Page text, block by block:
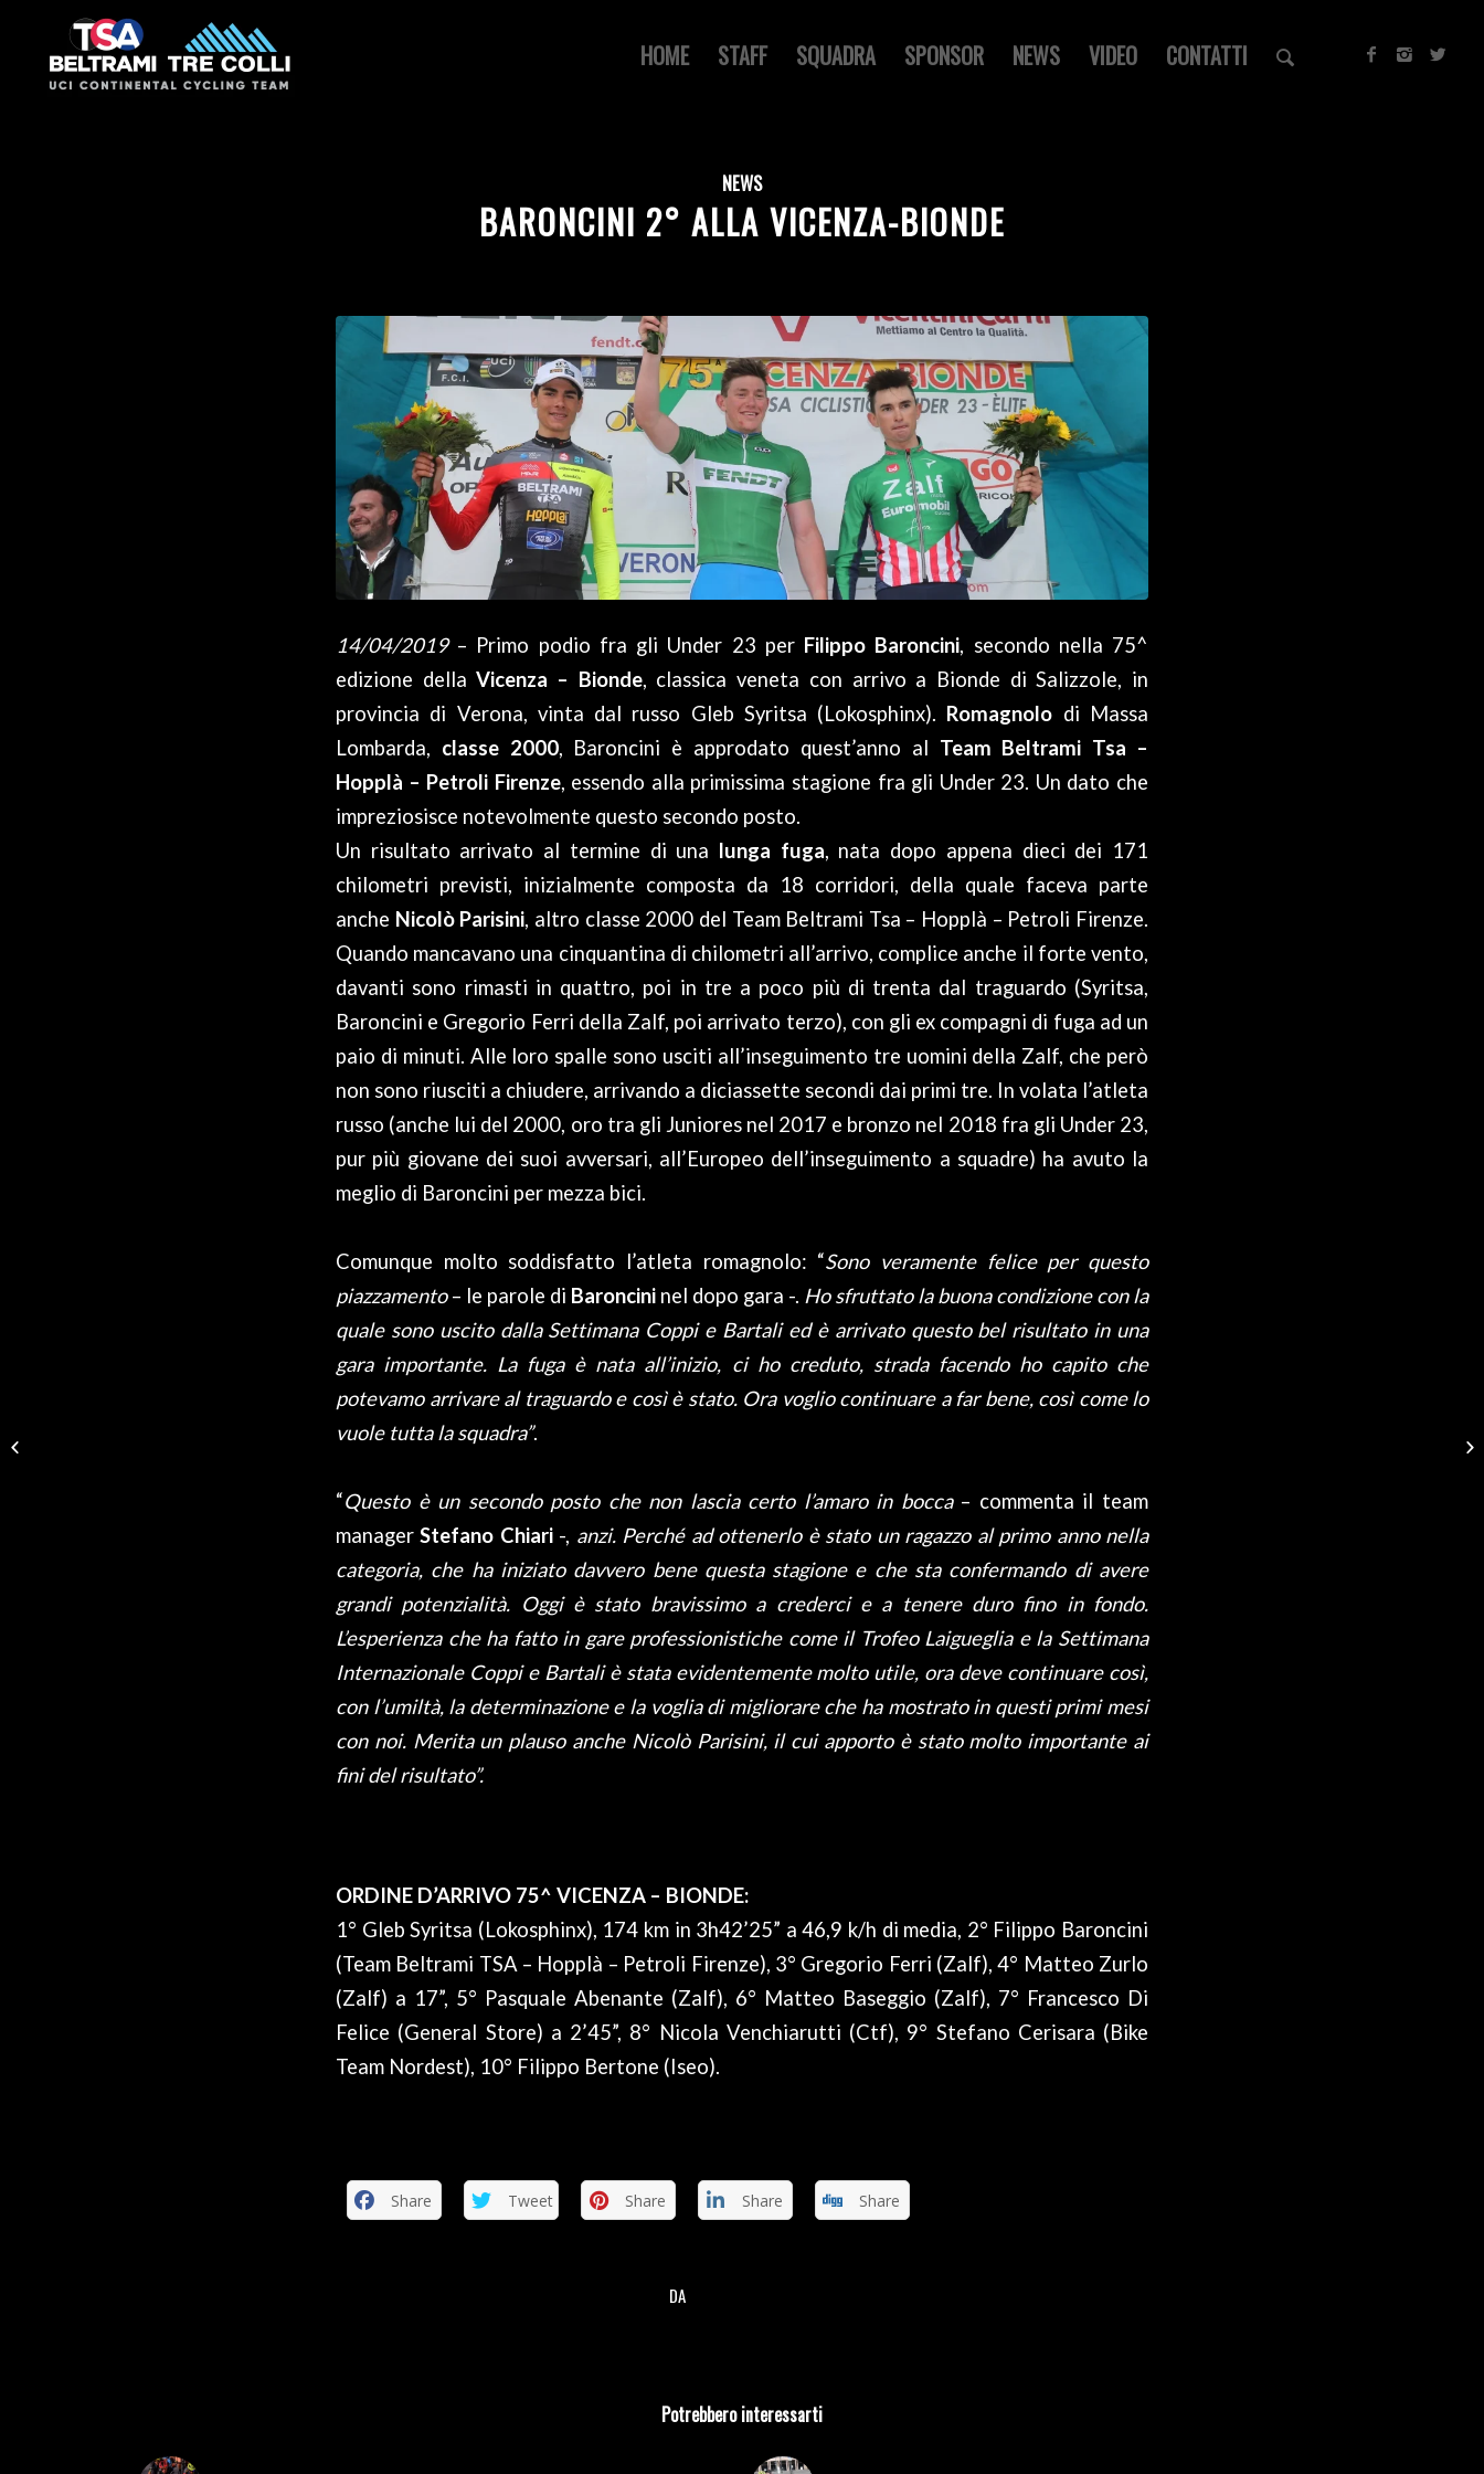
HOME STAFF SQUADRA SPONSOR NEWS VIDEO CONTATTI
NEWS
BARONCINI 2° ALLA VICENZA-BIONDE
14/04/2019 – Primo podio fra gli Under 23 per Filippo Baroncini, secondo nella 75^
edizione dellaVicenza – Bionde, classica veneta con arrivo a Bionde di Salizzole, in
provincia di Verona, vinta dal russo Gleb Syritsa (Lokosphinx). Romagnolo di Massa
Lombarda, classe 2000, Baroncini è approdato quest’anno al Team Beltrami Tsa –
Hopplà – Petroli Firenze, essendo alla primissima stagione fra gli Under 23. Un dato che
impreziosisce notevolmente questo secondo posto.
Un risultato arrivato al termine di una lunga fuga, nata dopo appena dieci dei 171
chilometri previsti, inizialmente composta da 18 corridori, della quale faceva parte
anche Nicolò Parisini, altro classe 2000 del Team Beltrami Tsa – Hopplà – Petroli Firenze.
Quando mancavano una cinquantina di chilometri all’arrivo, complice anche il forte vento,
davanti sono rimasti in quattro, poi in tre a poco più di trenta dal traguardo (Syritsa,
Baroncini e Gregorio Ferri della Zalf, poi arrivato terzo), con gli ex compagni di fuga ad un
paio di minuti. Alle loro spalle sono usciti all’inseguimento tre uomini della Zalf, che però
non sono riusciti a chiudere, arrivando a diciassette secondi dai primi tre. In volata l’atleta
russo (anche lui del 2000, oro tra gli Juniores nel 2017 e bronzo nel 2018 fra gli Under 23,
pur più giovane dei suoi avversari, all’Europeo dell’inseguimento a squadre) ha avuto la
meglio di Baroncini per mezza bici.
Comunque molto soddisfatto l’atleta romagnolo: “Sono veramente felice per questo
piazzamento– le parole di Baroncini nel dopo gara -. Ho sfruttato la buona condizione con la
quale sono uscito dalla Settimana Coppi e Bartali ed è arrivato questo bel risultato in una
gara importante. La fuga è nata all’inizio, ci ho creduto, strada facendo ho capito che
potevamo arrivare al traguardo e così è stato. Ora voglio continuare a far bene, così come lo
vuole tutta la squadra”.
“Questo è un secondo posto che non lascia certo l’amaro in bocca– commenta il team
managerStefano Chiari -, anzi. Perché ad ottenerlo è stato un ragazzo al primo anno nella
categoria, che ha iniziato davvero bene questa stagione e che sta confermando di avere
grandi potenzialità. Oggi è stato bravissimo a crederci e a tenere duro fino in fondo.
L’esperienza che ha fatto in gare professionistiche come il Trofeo Laigueglia e la Settimana
Internazionale Coppi e Bartali è stata evidentemente molto utile, ora deve continuare così,
con l’umiltà, la determinazione e la voglia di migliorare che ha mostrato in questi primi mesi
con noi. Merita un plauso anche Nicolò Parisini, il cui apporto è stato molto importante ai
fini del risultato”.
ORDINE D’ARRIVO 75^ VICENZA – BIONDE:
1° Gleb Syritsa (Lokosphinx), 174 km in 3h42’25” a 46,9 k/h di media, 2° Filippo Baroncini
(Team Beltrami TSA – Hopplà – Petroli Firenze), 3° Gregorio Ferri (Zalf), 4° Matteo Zurlo
(Zalf) a 17”, 5° Pasquale Abenante (Zalf), 6° Matteo Baseggio (Zalf), 7° Francesco Di
Felice (General Store) a 2’45”, 8° Nicola Venchiarutti (Ctf), 9° Stefano Cerisara (Bike
Team Nordest), 10° Filippo Bertone (Iseo).
Share Tweet Share Share Share
DA
Potrebbero interessarti